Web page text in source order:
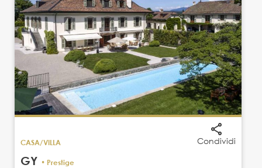
Condividi
CASA/VILLA
GY • Prestige